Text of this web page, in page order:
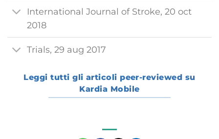
International Journal of Stroke, 20 oct
2018
Trials, 29 aug 2017
Leggi tutti gli articoli peer-reviewed su
Kardia Mobile